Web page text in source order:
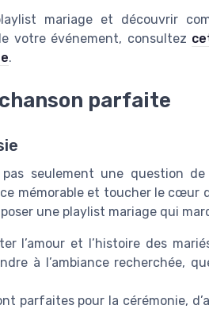
mariage et découvrir
votre événement, consultez
.
parfaite
seulement une question
mémorable et toucher le cœur
une playlist mariage qui
l’amour et l’histoire des
à l’ambiance recherchée,
parfaites pour la cérémonie,